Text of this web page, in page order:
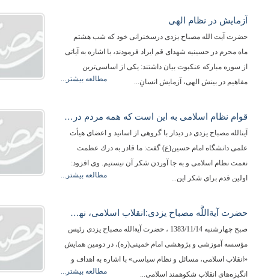
آزمایش در نظام الهی
حضرت آیت الله مصباح یزدی درسخنرانی خود که شب هشتم
ماه محرم در حسینیه شهدای قم ایراد فرمودند، با اشاره به آیاتی
از سوره مباركه عنكبوت بیان داشتند: یكی از اساسی‌ترین
مفاهیم در بینش الهی، آزمایش انسانِ...
مطالعه بیشتر...
قوام نظام اسلامی به این است كه همه مردم در حفظ آن بكوشند.
آیت‏الله مصباح یزدی در دیدار با گروهی از اساتید و اعضای هیأت
علمی دانشگاه امام حسین(ع) گفت: ما قادر به درك عظمت
نعمت نظام اسلامی و به جا آوردن شكر آن نیستیم. وی افزود:
اولین قدم برای شكر این...
مطالعه بیشتر...
حضرت آیةاللَّه مصباح یزدی:انقلاب اسلامی، نهضتی برای اجرای احكام اسلام است.‏
صبح چهارشنبه 1383/11/14 ، حضرت آیةالله مصباح یزدی رئیس
مؤسسه آموزشی و پژوهشی امام خمینی(ره)، در دومین همایش
«انقلاب اسلامی، مسائل و نظام سیاسی» با اشاره به اهداف و
انگیزه‌‌های انقلاب شكوهمند اسلامی...
مطالعه بیشتر...